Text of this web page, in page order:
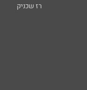
רז שכניק